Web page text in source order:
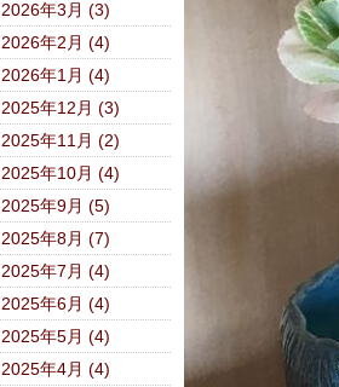
2026年3月 (3)
2026年2月 (4)
2026年1月 (4)
2025年12月 (3)
2025年11月 (2)
2025年10月 (4)
2025年9月 (5)
2025年8月 (7)
2025年7月 (4)
2025年6月 (4)
2025年5月 (4)
2025年4月 (4)